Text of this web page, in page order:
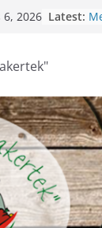
2026 Latest: